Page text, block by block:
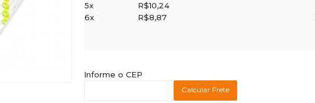
5x
R$10,24
6x
R$8,87
Informe o CEP
Calcular Frete